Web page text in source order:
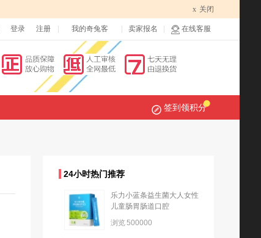
x 关闭
登录 注册 我的奇兔客 卖家报名 在线客服
签到领积分
24小时热门推荐
乐力小蓝条益生菌大人女性
儿童肠胃肠道口腔
浏览500000